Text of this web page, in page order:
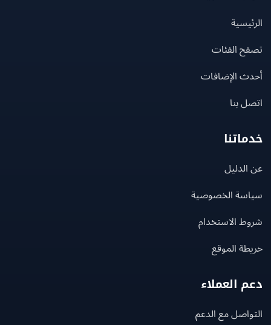
الفئات
الإضافات
بنا
الخصوصية
الاستخدام
الموقع
العملاء
مع الدعم